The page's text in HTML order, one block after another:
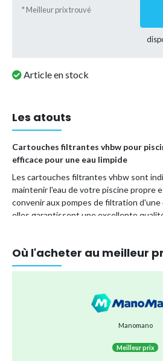
* Meilleur prix trouvé
Article en stock
Les atouts
Cartouches filtrantes vhbw pour
efficace pour une eau limpide
Les cartouches filtrantes vhbw sont
maintenir l'eau de votre piscine propre
convenir aux pompes de filtration d'une
elles garantissent une excellente
efficacement les cheveux, les feuilles,
pompes de piscine.
Cycle de remplacement :Toutes
conçues pour être durables, ce qui
Où l'acheter au meilleur
Manomano
Meilleur prix